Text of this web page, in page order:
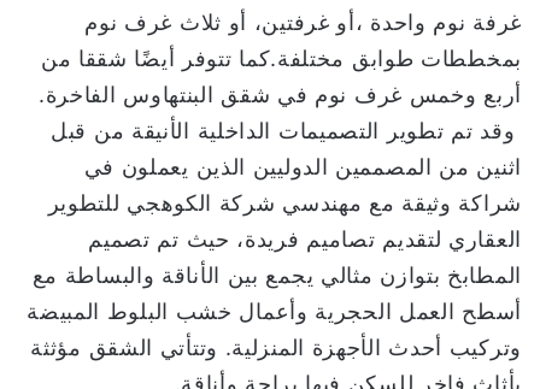
غرفة نوم واحدة ،أو غرفتين، أو ثلاث غرف نوم
بمخططات طوابق مختلفة.كما تتوفر أيضًا شققا من
أربع وخمس غرف نوم في شقق البنتهاوس الفاخرة.
وقد تم تطوير التصميمات الداخلية الأنيقة من قبل
اثنين من المصممين الدوليين الذين يعملون في
شراكة وثيقة مع مهندسي شركة الكوهجي للتطوير
العقاري لتقديم تصاميم فريدة، حيث تم تصميم
المطابخ بتوازن مثالي يجمع بين الأناقة والبساطة مع
أسطح العمل الحجرية وأعمال خشب البلوط المبيضة
وتركيب أحدث الأجهزة المنزلية. وتتأتي الشقق مؤثثة
بأثاث فاخر للسكن فيها براحة وأناقة.